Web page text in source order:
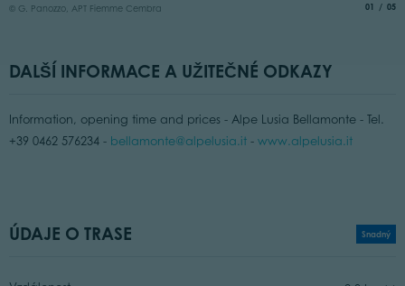
© G. Panozzo, APT Fiemme Cembra 01 of
05
DALŠÍ INFORMACE A UŽITEČNÉ ODKAZY
Information, opening time and prices - Alpe Lusia Bellamonte - Tel.
+39 0462 576234 - bellamonte@alpelusia.it- www.alpelusia.it
ÚDAJE O TRASE Snadný